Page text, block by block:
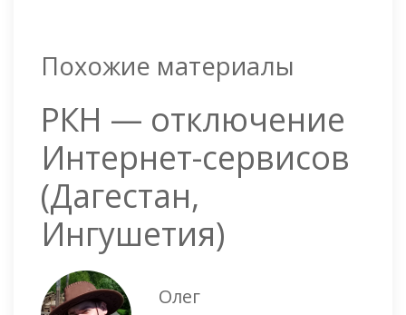
Похожие материалы
РКН — отключение
Интернет-сервисов
(Дагестан,
Ингушетия)
Олег